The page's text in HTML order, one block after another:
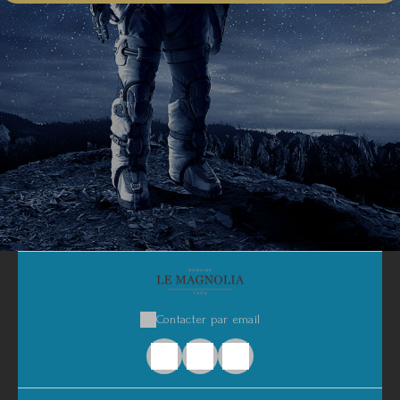
Contacter par email